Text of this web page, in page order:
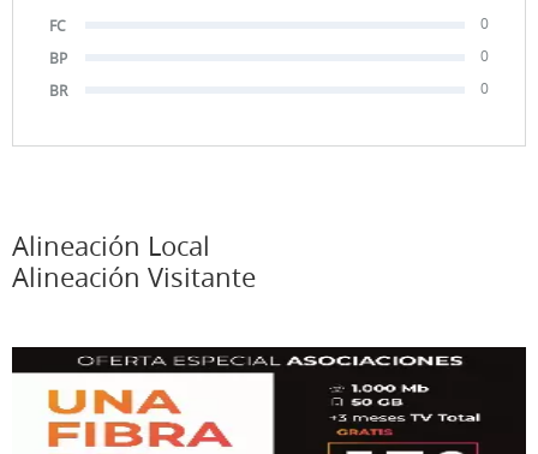
FC
0
BP
0
BR
0
Alineación Local
Alineación Visitante